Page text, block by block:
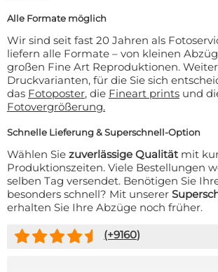
Alle Formate möglich
Wir sind seit fast 20 Jahren als
liefern alle Formate – von kleinen
großen Fine Art Reproduktionen.
Druckvarianten, für die Sie sich
das Fotoposter, die Fineart prints und
Fotovergrößerung.
Schnelle Lieferung & Superschnell-Option
Wählen Sie zuverlässige Qualitätmit
Produktionszeiten. Viele Bestellungen
selben Tag versendet. Benötigen Sie
besonders schnell? Mit unserer
erhalten Sie Ihre Abzüge noch früher.
(+9160)